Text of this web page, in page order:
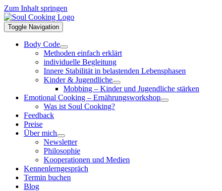
Zum Inhalt springen
Toggle Navigation
Body Code
Methoden einfach erklärt
individuelle Begleitung
Innere Stabilität in belastenden Lebensphasen
Kinder & Jugendliche
Mobbing – Kinder und Jugendliche stärken
Emotional Cooking – Ernährungsworkshop
Was ist Soul Cooking?
Feedback
Preise
Über mich
Newsletter
Philosophie
Kooperationen und Medien
Kennenlerngespräch
Termin buchen
Blog